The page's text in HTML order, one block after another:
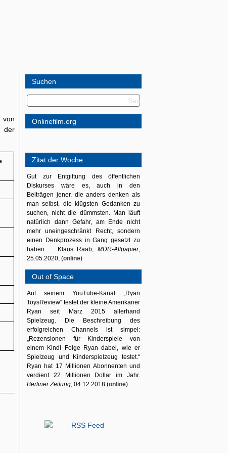
der
Suchen
Onlinefilm.org
Zitat der Woche
Gut zur Entgiftung des öffentlichen
Diskurses wäre es, auch in den
Beiträgen jener, die anders denken als
man selbst, die klügsten Gedanken zu
suchen, nicht die dümmsten. Man läuft
natürlich dann Gefahr, am Ende nicht
mehr uneingeschränkt Recht, sondern
einen Denkprozess in Gang gesetzt zu
haben. Klaus Raab, MDR-Altpapier,
25.05.2020, (online)
Out of Space
Auf seinem YouTube-Kanal „Ryan
ToysReview“ testet der kleine Amerikaner
Ryan seit März 2015 allerhand
Spielzeug. Die Beschreibung des
erfolgreichen Channels ist simpel:
„Rezensionen für Kinderspiele von
einem Kind! Folge Ryan dabei, wie er
Spielzeug und Kinderspielzeug testet.“
Ryan hat 17 Millionen Abonnenten und
verdient 22 Millionen Dollar im Jahr.
Berliner Zeitung, 04.12.2018 (online)